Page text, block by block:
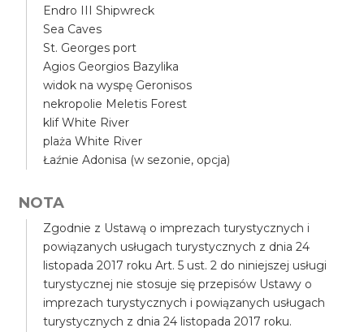
Endro III Shipwreck
Sea Caves
St. Georges port
Agios Georgios Bazylika
widok na wyspę Geronisos
nekropolie Meletis Forest
klif White River
plaża White River
Łaźnie Adonisa (w sezonie, opcja)
NOTA
Zgodnie z Ustawą o imprezach turystycznych i
powiązanych usługach turystycznych z dnia 24
listopada 2017 roku Art. 5 ust. 2 do niniejszej usługi
turystycznej nie stosuje się przepisów Ustawy o
imprezach turystycznych i powiązanych usługach
turystycznych z dnia 24 listopada 2017 roku.